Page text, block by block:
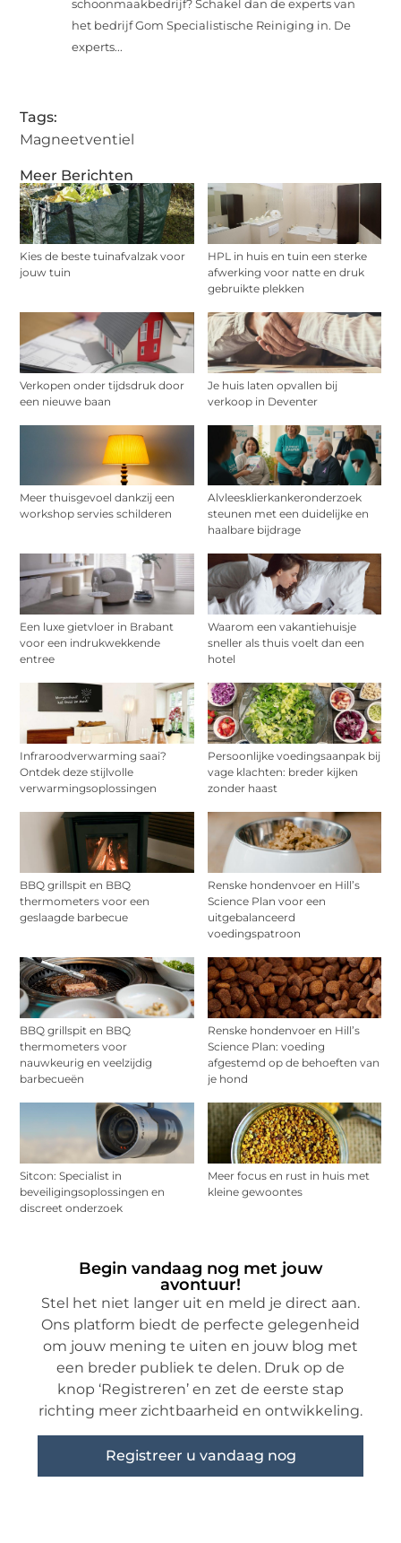
Meer Berichten
Kies de beste tuinafvalzak voor
jouw tuin
HPL in huis en tuin een sterke
afwerking voor natte en druk
gebruikte plekken
Verkopen onder tijdsdruk door
een nieuwe baan
Je huis laten opvallen bij
verkoop in Deventer
Meer thuisgevoel dankzij een
workshop servies schilderen
Alvleesklierkankeronderzoek
steunen met een duidelijke en
haalbare bijdrage
Een luxe gietvloer in Brabant
voor een indrukwekkende
entree
Waarom een vakantiehuisje
sneller als thuis voelt dan een
hotel
Infraroodverwarming saai?
Ontdek deze stijlvolle
verwarmingsoplossingen
Persoonlijke voedingsaanpak bij
vage klachten: breder kijken
zonder haast
BBQ grillspit en BBQ
thermometers voor een
geslaagde barbecue
Renske hondenvoer en Hill’s
Science Plan voor een
uitgebalanceerd
voedingspatroon
BBQ grillspit en BBQ
thermometers voor
nauwkeurig en veelzijdig
barbecueën
Renske hondenvoer en Hill’s
Science Plan: voeding
afgestemd op de behoeften van
je hond
Sitcon: Specialist in
beveiligingsoplossingen en
discreet onderzoek
Meer focus en rust in huis met
kleine gewoontes
Begin vandaag nog met jouw
avontuur!
Stel het niet langer uit en meld je direct aan.
Ons platform biedt de perfecte gelegenheid
om jouw mening te uiten en jouw blog met
een breder publiek te delen. Druk op de
knop ‘Registreren’ en zet de eerste stap
richting meer zichtbaarheid en ontwikkeling.
Registreer u vandaag nog
schoonmaakbedrijf? Schakel dan de experts van
het bedrijf Gom Specialistische Reiniging in. De
experts...
Tags:
Magneetventiel